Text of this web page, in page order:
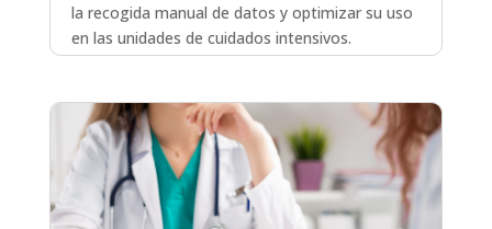
la recogida manual de datos y optimizar su uso
en las unidades de cuidados intensivos.